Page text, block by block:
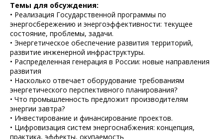
Темы для обсуждения:
• Реализация Государственной программы по
энергосбережению и энергоэффективности: текущее
состояние, проблемы, задачи.
• Энергетическое обеспечение развития территорий,
развитие инженерной инфраструктуры.
• Распределенная генерация в России: новые направления
развития
• Насколько отвечает оборудование требованиям
энергетического перспективного планирования?
• Что промышленность предложит производителям
энергии завтра?
• Инвестирование и финансирование проектов.
• Цифровизация систем энергоснабжения: концепция,
практика, эффекты, окупаемость